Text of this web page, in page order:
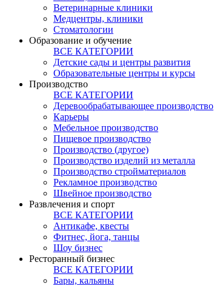
Ветеринарные клиники
Медцентры, клиники
Стоматологии
Образование и обучение
ВСЕ КАТЕГОРИИ
Детские сады и центры развития
Образовательные центры и курсы
Производство
ВСЕ КАТЕГОРИИ
Деревообрабатывающее производство
Карьеры
Мебельное производство
Пищевое производство
Производство (другое)
Производство изделий из металла
Производство стройматериалов
Рекламное производство
Швейное производство
Развлечения и спорт
ВСЕ КАТЕГОРИИ
Антикафе, квесты
Фитнес, йога, танцы
Шоу бизнес
Ресторанный бизнес
ВСЕ КАТЕГОРИИ
Бары, кальяны